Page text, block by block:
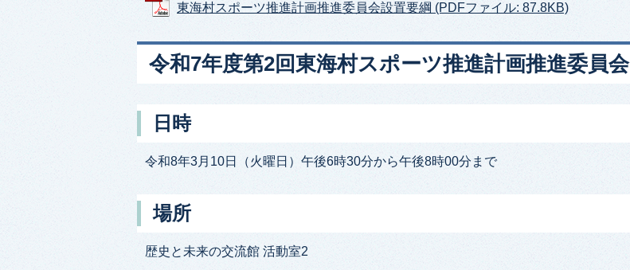
東海村スポーツ推進計画推進委員会設置要綱 (PDFファイル: 87.8KB)
令和7年度第2回東海村スポーツ推進計画推進委員会
日時
令和8年3月10日（火曜日）午後6時30分から午後8時00分まで
場所
歴史と未来の交流館 活動室2